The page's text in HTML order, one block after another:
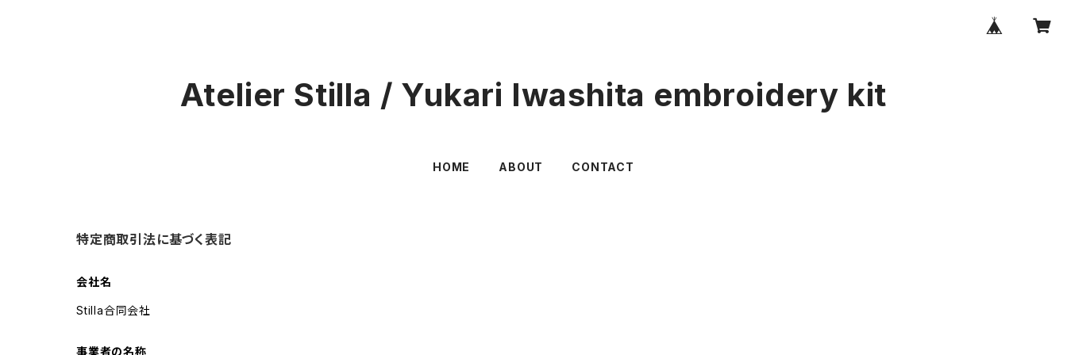
Atelier Stilla / Yukari Iwashita embroidery kit
HOME ABOUT CONTACT
特定商取引法に基づく表記
会社名
Stilla合同会社
事業者の名称